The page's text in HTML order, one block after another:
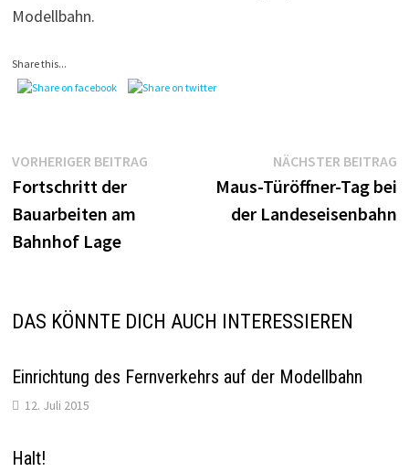
Modellbahn.
Share this...
Beitragsnavigation
VORHERIGER BEITRAGVorheriger
Fortschritt der
Bauarbeiten am
Bahnhof Lage
NÄCHSTER BEITRAG
Maus-Türöffner-Tag bei
der Landeseisenbahn
DAS KÖNNTE DICH AUCH INTERESSIEREN
Einrichtung des Fernverkehrs auf der Modellbahn
12. Juli 2015
Halt!